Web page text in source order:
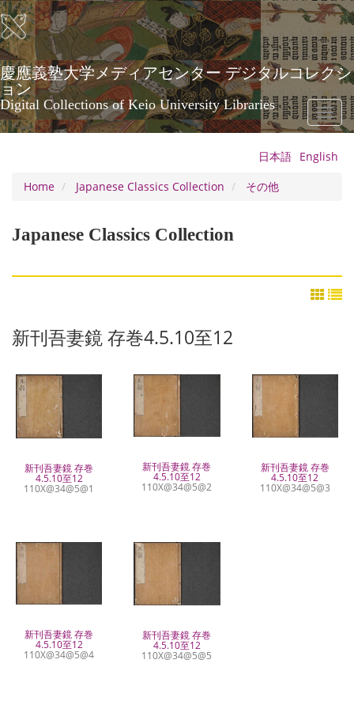
Skip
to
main
content
慶應義塾大学メディアセンター デジタルコレクシ
ョン
Digital Collections of Keio University Libraries
Toggle
日本語 English
Home
Japanese Classics Collection その他
Japanese Classics Collection
新刊吾妻鏡 存巻4.5.10至12
新刊吾妻鏡 存巻
4.5.10至12
110X@34@5@1
新刊吾妻鏡 存巻
4.5.10至12
110X@34@5@2
新刊吾妻鏡 存巻
4.5.10至12
110X@34@5@3
新刊吾妻鏡 存巻
4.5.10至12
110X@34@5@4
新刊吾妻鏡 存巻
4.5.10至12
110X@34@5@5